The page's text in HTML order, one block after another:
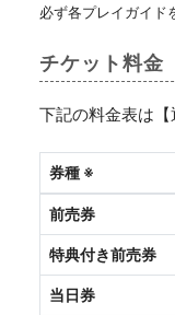
必ず各プレイガイド
チケット料金
下記の料金表は【
券種 ※
前売券
特典付き前売券
当日券